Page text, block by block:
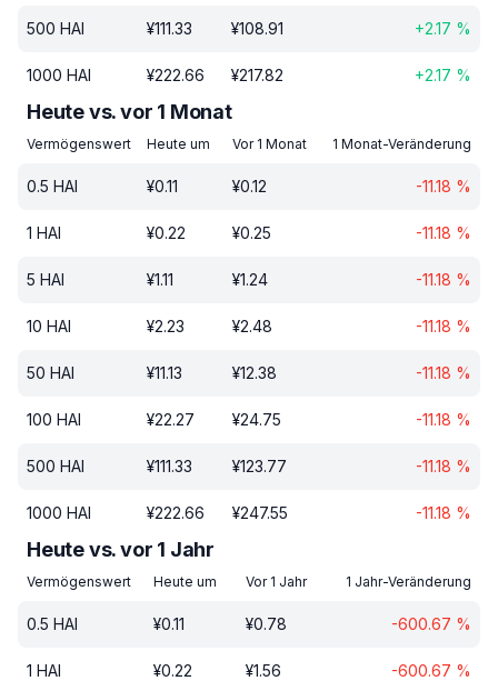
500 HAI ¥111.33 ¥108.91 +2.17 %
1000 HAI ¥222.66 ¥217.82 +2.17 %
Heute vs. vor 1 Monat
Vermögenswert Heute um Vor 1 Monat 1 Monat-Veränderung
0.5 HAI ¥0.11 ¥0.12 -11.18 %
1 HAI ¥0.22 ¥0.25 -11.18 %
5 HAI ¥1.11 ¥1.24 -11.18 %
10 HAI ¥2.23 ¥2.48 -11.18 %
50 HAI ¥11.13 ¥12.38 -11.18 %
100 HAI ¥22.27 ¥24.75 -11.18 %
500 HAI ¥111.33 ¥123.77 -11.18 %
1000 HAI ¥222.66 ¥247.55 -11.18 %
Heute vs. vor 1 Jahr
Vermögenswert Heute um Vor 1 Jahr 1 Jahr-Veränderung
0.5 HAI ¥0.11 ¥0.78 -600.67 %
1 HAI ¥0.22 ¥1.56 -600.67 %